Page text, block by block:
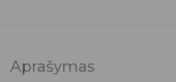
Aprašymas